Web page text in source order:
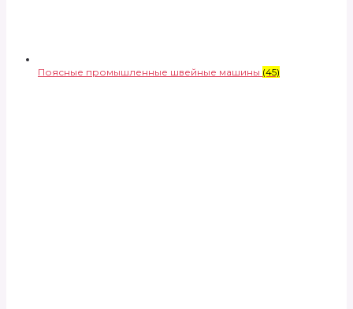
Поясные промышленные швейные машины (45)